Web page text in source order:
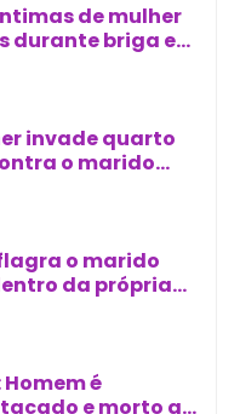
de mulher
durante briga em
invade quarto
o marido
o marido
da própria
Homem é
e morto a